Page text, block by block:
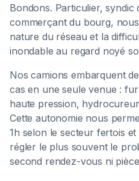
Bondons. Particulier,
commerçant du bourg,
nature du réseau et la
inondable au regard noyé
Nos camions embarquent
cas en une seule venue :
haute pression,
Cette autonomie nous
1h selon le secteur fertois
régler le plus souvent le
second rendez-vous ni